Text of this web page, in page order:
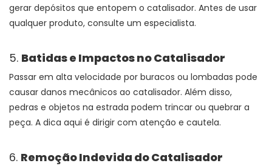
gerar depósitos que entopem o catalisador. Antes de usar
qualquer produto, consulte um especialista.
5. Batidas e Impactos no Catalisador
Passar em alta velocidade por buracos ou lombadas pode
causar danos mecânicos ao catalisador. Além disso,
pedras e objetos na estrada podem trincar ou quebrar a
peça. A dica aqui é dirigir com atenção e cautela.
6. Remoção Indevida do Catalisador